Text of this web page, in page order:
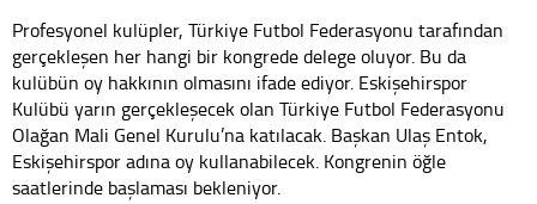
Profesyonel kulüpler, Türkiye Futbol Federasyonu tarafından
gerçekleşen her hangi bir kongrede delege oluyor. Bu da
kulübün oy hakkının olmasını ifade ediyor. Eskişehirspor
Kulübü yarın gerçekleşecek olan Türkiye Futbol Federasyonu
Olağan Mali Genel Kurulu’na katılacak. Başkan Ulaş Entok,
Eskişehirspor adına oy kullanabilecek. Kongrenin öğle
saatlerinde başlaması bekleniyor.